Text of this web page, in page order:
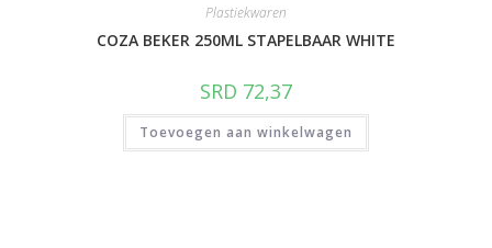
Plastiekwaren
COZA BEKER 250ML STAPELBAAR WHITE
SRD 72,37
Toevoegen aan winkelwagen